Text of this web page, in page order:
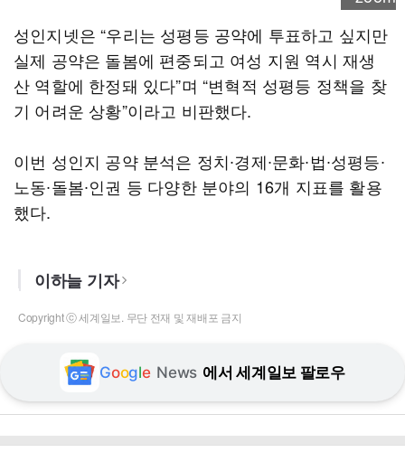
성인지넷은 “우리는 성평등 공약에 투표하고 싶지만
실제 공약은 돌봄에 편중되고 여성 지원 역시 재생
산 역할에 한정돼 있다”며 “변혁적 성평등 정책을 찾
기 어려운 상황”이라고 비판했다.
이번 성인지 공약 분석은 정치∙경제∙문화∙법∙성평등∙
노동∙돌봄∙인권 등 다양한 분야의 16개 지표를 활용
했다.
이하늘 기자
Copyright ⓒ 세계일보. 무단 전재 및 재배포 금지
Google News 에서 세계일보 팔로우